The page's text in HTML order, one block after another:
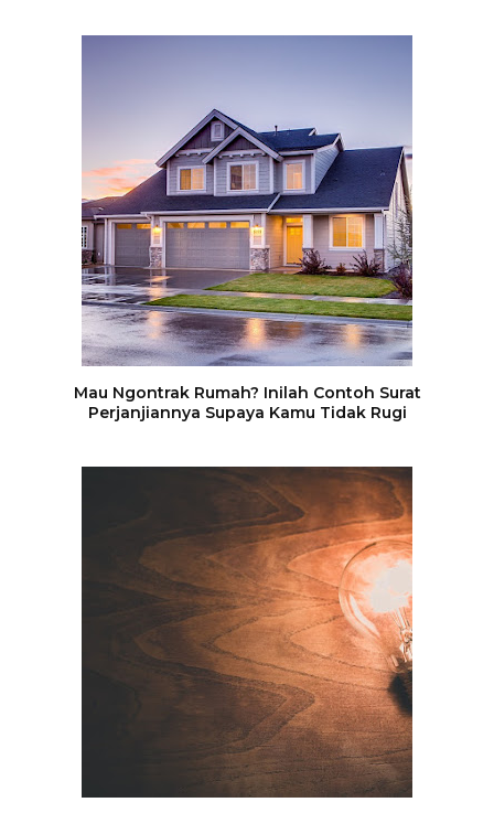
Mau Ngontrak Rumah? Inilah Contoh Surat
Perjanjiannya Supaya Kamu Tidak Rugi